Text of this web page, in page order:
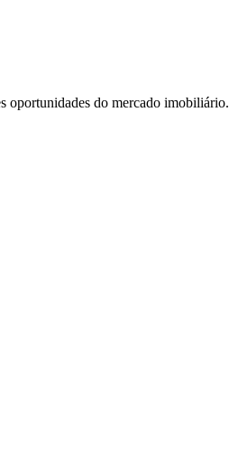
oportunidades do mercado imobiliário.